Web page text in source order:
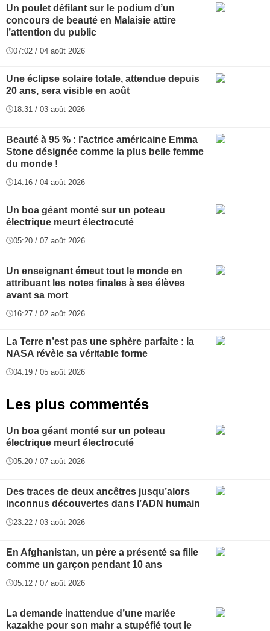
Un poulet défilant sur le podium d’un
concours de beauté en Malaisie attire
l’attention du public
07:02 / 04 août 2026
Une éclipse solaire totale, attendue depuis
20 ans, sera visible en août
18:31 / 03 août 2026
Beauté à 95 % : l’actrice américaine Emma
Stone désignée comme la plus belle femme
du monde !
14:16 / 04 août 2026
Un boa géant monté sur un poteau
électrique meurt électrocuté
05:20 / 07 août 2026
Un enseignant émeut tout le monde en
attribuant les notes finales à ses élèves
avant sa mort
16:27 / 02 août 2026
La Terre n’est pas une sphère parfaite : la
NASA révèle sa véritable forme
04:19 / 05 août 2026
Les plus commentés
Un boa géant monté sur un poteau
électrique meurt électrocuté
05:20 / 07 août 2026
Des traces de deux ancêtres jusqu’alors
inconnus découvertes dans l’ADN humain
23:22 / 03 août 2026
En Afghanistan, un père a présenté sa fille
comme un garçon pendant 10 ans
05:12 / 07 août 2026
La demande inattendue d’une mariée
kazakhe pour son mahr a stupéfié tout le